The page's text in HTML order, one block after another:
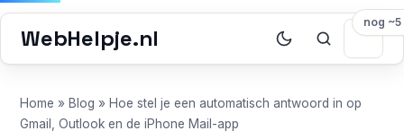
WebHelpje.nl
Home » Blog » Hoe stel je een automatisch antwoord in op
Gmail, Outlook en de iPhone Mail-app
nog ~5